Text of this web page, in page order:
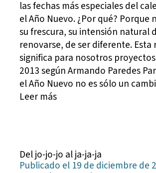
las fechas más especiales del
el Año Nuevo. ¿Por qué? Porque
su frescura, su intensión natural
renovarse, de ser diferente. Esta
significa para nosotros
2013 según Armando Paredes
el Año Nuevo no es sólo un
Leer más
Del jo-jo-jo al ja-ja-ja
Publicado el 19 de diciembre de